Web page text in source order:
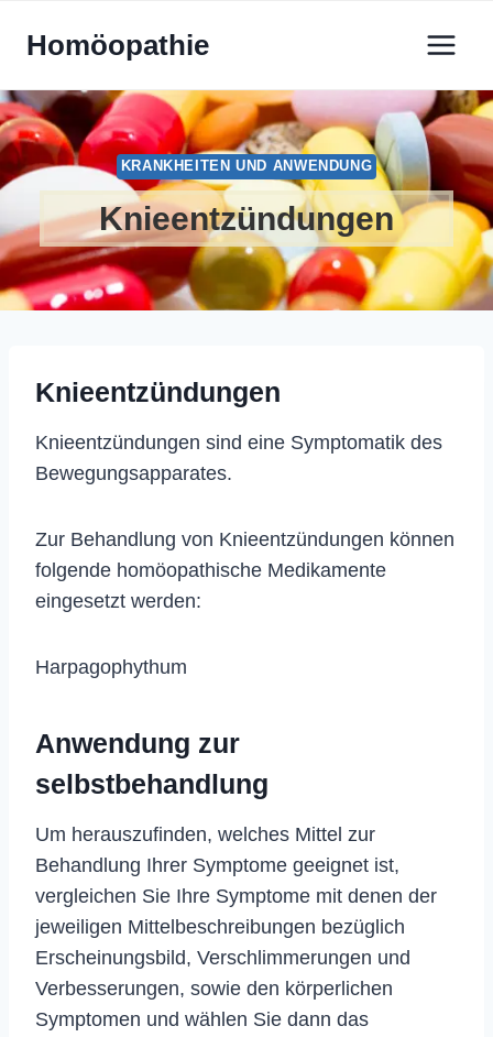
InhaltHomöopathie
KRANKHEITEN UND ANWENDUNG
Knieentzündungen
Knieentzündungen
Knieentzündungen sind eine Symptomatik des
Bewegungsapparates.
Zur Behandlung von Knieentzündungen können
folgende homöopathische Medikamente
eingesetzt werden:
Harpagophythum
Anwendung zur
selbstbehandlung
Um herauszufinden, welches Mittel zur
Behandlung Ihrer Symptome geeignet ist,
vergleichen Sie Ihre Symptome mit denen der
jeweiligen Mittelbeschreibungen bezüglich
Erscheinungsbild, Verschlimmerungen und
Verbesserungen, sowie den körperlichen
Symptomen und wählen Sie dann das